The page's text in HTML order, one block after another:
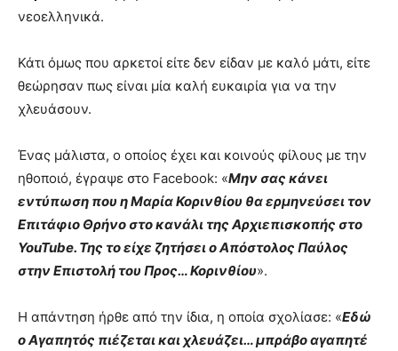
νεοελληνικά.
Κάτι όμως που αρκετοί είτε δεν είδαν με καλό μάτι, είτε
θεώρησαν πως είναι μία καλή ευκαιρία για να την
χλευάσουν.
Ένας μάλιστα, ο οποίος έχει και κοινούς φίλους με την
ηθοποιό, έγραψε στο Facebook: «Μην σας κάνει
εντύπωση που η Μαρία Κορινθίου θα ερμηνεύσει τον
Επιτάφιο Θρήνο στο κανάλι της Αρχιεπισκοπής στο
YouTube. Της το είχε ζητήσει ο Απόστολος Παύλος
στην Επιστολή του Προς… Κορινθίου».
Η απάντηση ήρθε από την ίδια, η οποία σχολίασε: «Εδώ
ο Αγαπητός πιέζεται και χλευάζει… μπράβο αγαπητέ